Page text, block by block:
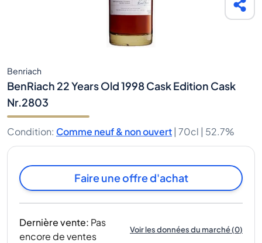
Benriach
BenRiach 22 Years Old 1998 Cask Edition Cask
Nr.2803
Condition: Comme neuf & non ouvert | 70cl | 52.7%
Faire une offre d'achat
Dernière vente: Pas
encore de ventes
Voir les données du marché(0)